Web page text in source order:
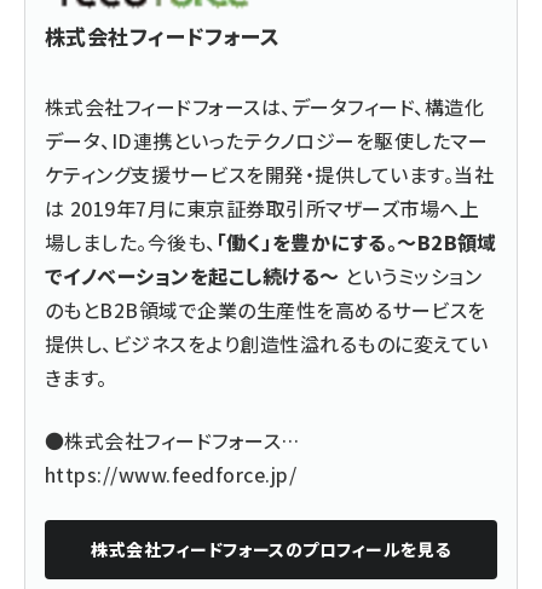
株式会社フィードフォース
株式会社フィードフォースは、データフィード、構造化
データ、ID連携といったテクノロジーを駆使したマー
ケティング支援サービスを開発・提供しています。当社
は 2019年7月に東京証券取引所マザーズ市場へ上
場しました。今後も、 「働く」を豊かにする。～B2B領域
でイノベーションを起こし続ける～ というミッション
のもとB2B領域で企業の生産性を高めるサービスを
提供し、ビジネスをより創造性溢れるものに変えてい
きます。
●株式会社フィードフォース…
https://www.feedforce.jp/
株式会社フィードフォースのプロフィールを見る